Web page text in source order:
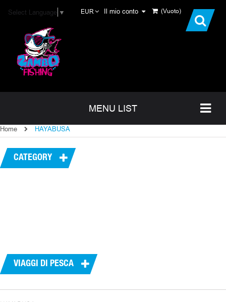
(Vuoto)
Il mio conto
EUR
Select Language ▼
MENU LIST
Home HAYABUSA
CATEGORY
VIAGGI DI PESCA